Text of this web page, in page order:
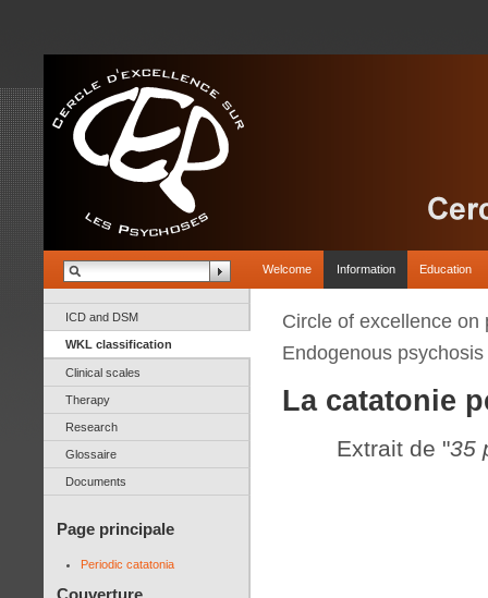
Welcome Information Education
ICD and DSM
WKL classification
Clinical scales
Therapy
Research
Glossaire
Documents
Page principale
Periodic catatonia
Circle of excellence on
Endogenous psychosis
La catatonie
Extrait de "35